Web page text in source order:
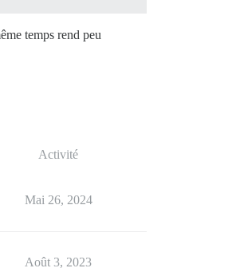
temps rend peu
Activité
Mai 26, 2024
Août 3, 2023